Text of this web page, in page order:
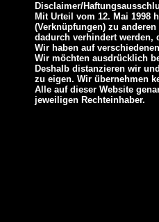
Disclaimer/
Mit Urteil vom 12. Mai 1998
(Verknüpfungen) zu
dadurch verhindert werden,
Wir haben auf
Wir möchten ausdrücklich
Deshalb distanzieren wir
zu eigen. Wir übernehmen
Alle auf dieser Website
jeweiligen Rechteinhaber.